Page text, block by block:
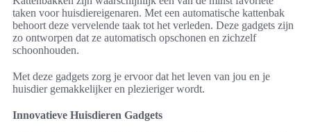
taken voor huisdiereigenaren. Met een automatische kattenbak
behoort deze vervelende taak tot het verleden. Deze gadgets zijn
zo ontworpen dat ze automatisch opschonen en zichzelf
schoonhouden.
Met deze gadgets zorg je ervoor dat het leven van jou en je
huisdier gemakkelijker en plezieriger wordt.
Innovatieve Huisdieren Gadgets